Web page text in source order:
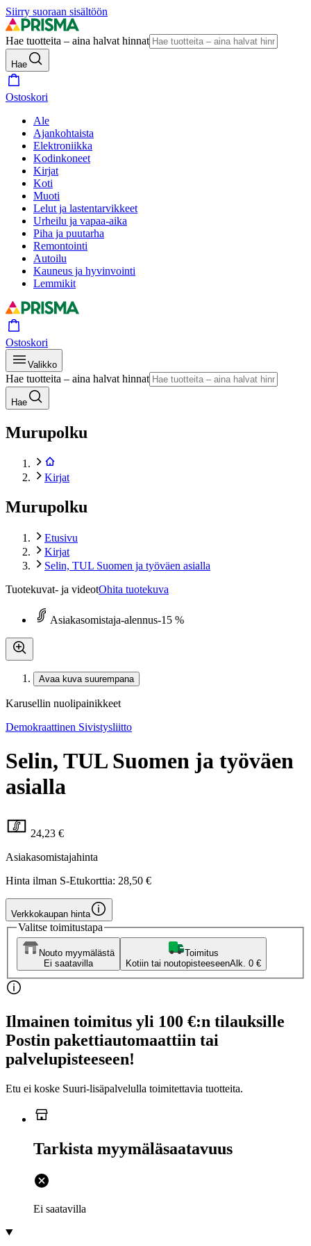
Siirry suoraan sisältöön
Hae tuotteita – aina halvat hinnat
Hae
Ostoskori
Ale
Ajankohtaista
Elektroniikka
Kodinkoneet
Kirjat
Koti
Muoti
Lelut ja lastentarvikkeet
Urheilu ja vapaa-aika
Piha ja puutarha
Remontointi
Autoilu
Kauneus ja hyvinvointi
Lemmikit
Ostoskori
Valikko
Hae tuotteita – aina halvat hinnat
Hae
Murupolku
Kirjat
Murupolku
Etusivu
Kirjat
Selin, TUL Suomen ja työväen asialla
Tuotekuvat- ja videotOhita tuotekuva
Asiakasomistaja-alennus-15 %
Avaa kuva suurempana
Karusellin nuolipainikkeet
Demokraattinen Sivistysliitto
Selin, TUL Suomen ja työväen
asialla
24,23 €
Asiakasomistajahinta
Hinta ilman S-Etukorttia: 28,50 €
Verkkokaupan hinta
Valitse toimitustapa
Nouto myymälästä
Ei saatavilla
Toimitus
Kotiin tai noutopisteeseenAlk. 0 €
Ilmainen toimitus yli 100 €:n tilauksille
Postin pakettiautomaattiin tai
palvelupisteeseen!
Etu ei koske Suuri‑lisäpalvelulla toimitettavia tuotteita.
Tarkista myymäläsaatavuus
Ei saatavilla